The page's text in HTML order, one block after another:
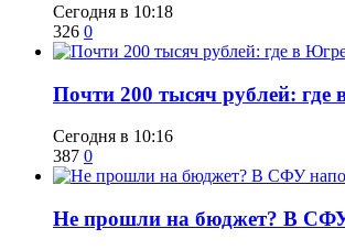
Сегодня в 10:18
326 0
​Почти 200 тысяч рублей: где
Сегодня в 10:16
387 0
Не прошли на бюджет? В СФУ